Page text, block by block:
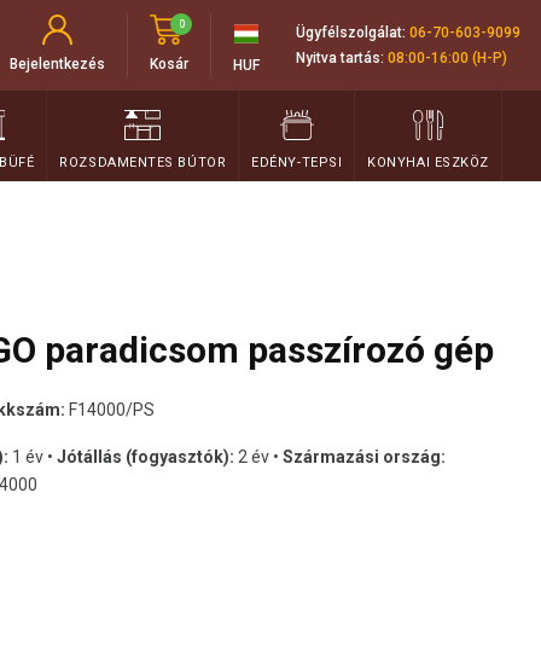
Bejelentkezés Kosár
0
HUF
Ügyfélszolgálat: 06-70-603-9099
Nyitva tartás: 08:00-16:00 (H-P)
ROZSDAMENTES BÚTOR EDÉNY-TEPSI KONYHAI ESZKÖZ
paradicsom passzírozó gép
F14000/PS
1 év • Jótállás (fogyasztók): 2 év • Származási ország: